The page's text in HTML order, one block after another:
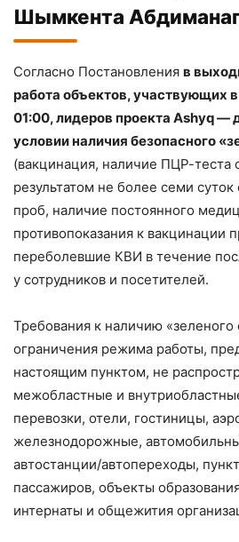
Шымкента
Согласно Постановления в
работа объектов, участвующих
01:00, лидеров проекта Ashyq —
условии наличия безопасного
(вакцинация, наличие ПЦР-теста
результатом не более семи
проб, наличие постоянного
противопоказания к вакцинации
переболевшие КВИ в течение
у сотрудников и посетителей.
Требования к наличию «зеленого
ограничения режима работы,
настоящим пунктом, не
межобластные и
перевозки, отели, гостиницы,
железнодорожные,
автостанции/автопереходы,
пассажиров, объекты
интернаты и общежития